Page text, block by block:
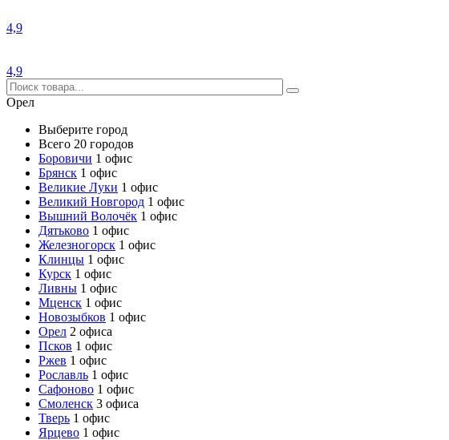
4,9
4,9
Орел
Выберите город
Всего 20 городов
Боровичи 1 офис
Брянск 1 офис
Великие Луки 1 офис
Великий Новгород 1 офис
Вышний Волочёк 1 офис
Дятьково 1 офис
Железногорск 1 офис
Клинцы 1 офис
Курск 1 офис
Ливны 1 офис
Мценск 1 офис
Новозыбков 1 офис
Орел 2 офиса
Псков 1 офис
Ржев 1 офис
Рославль 1 офис
Сафоново 1 офис
Смоленск 3 офиса
Тверь 1 офис
Ярцево 1 офис